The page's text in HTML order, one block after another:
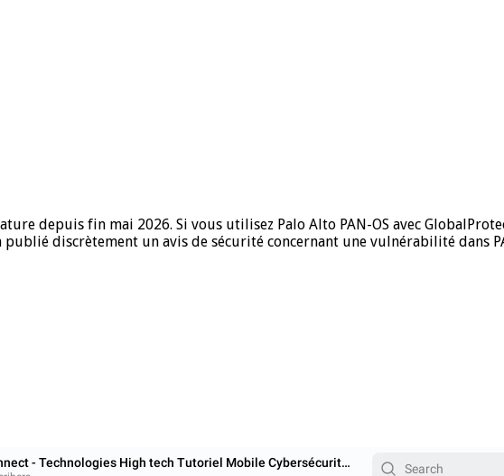
depuis fin mai 2026. Si vous utilisez Palo Alto PAN-OS avec
discrètement un avis de sécurité concernant une vulnérabilité dans